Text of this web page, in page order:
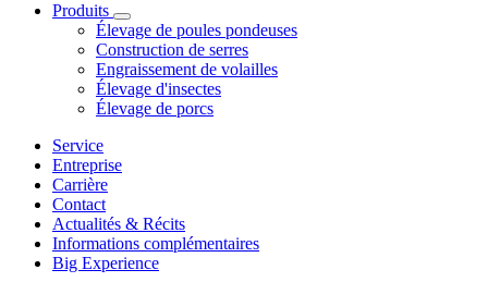
Produits
Élevage de poules pondeuses
Construction de serres
Engraissement de volailles
Élevage d'insectes
Élevage de porcs
Service
Entreprise
Carrière
Contact
Actualités & Récits
Informations complémentaires
Big Experience